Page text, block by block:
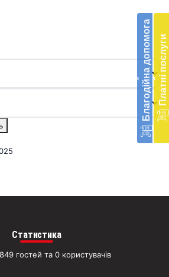
‹ Благодійна допомогав
‹ Платні послуги
Статистика
гостей та 0 користувачів